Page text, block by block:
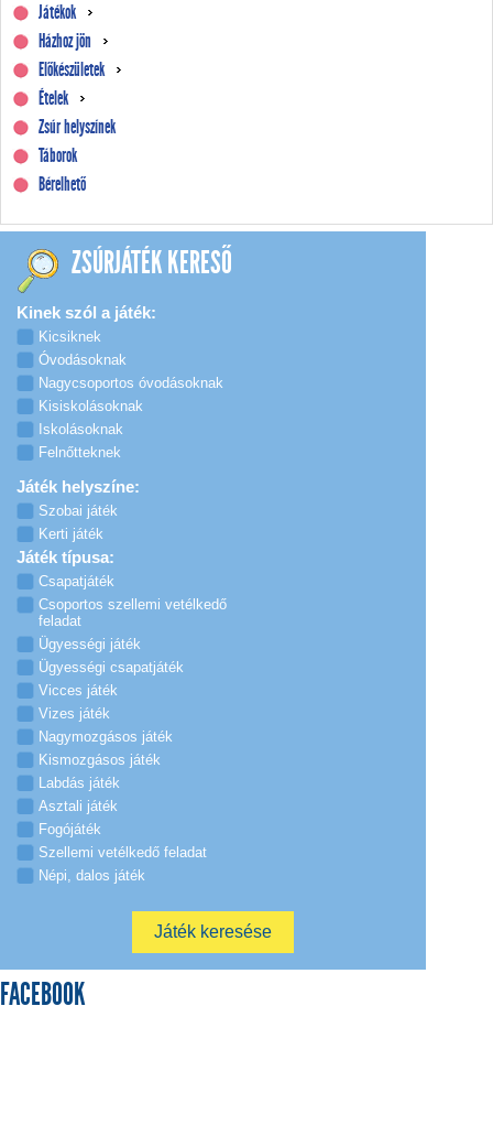
Játékok
Házhoz jön
Előkészületek
Ételek
Zsúr helyszínek
Táborok
Bérelhető
ZSÚRJÁTÉK KERESŐ
Kinek szól a játék:
Kicsiknek
Óvodásoknak
Nagycsoportos óvodásoknak
Kisiskolásoknak
Iskolásoknak
Felnőtteknek
Játék helyszíne:
Szobai játék
Kerti játék
Játék típusa:
Csapatjáték
Csoportos szellemi vetélkedő
feladat
Ügyességi játék
Ügyességi csapatjáték
Vicces játék
Vizes játék
Nagymozgásos játék
Kismozgásos játék
Labdás játék
Asztali játék
Fogójáték
Szellemi vetélkedő feladat
Népi, dalos játék
FACEBOOK